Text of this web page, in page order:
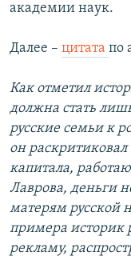
академии наук.
Далее – цитата по
Как отметил
должна стать
русские семьи к
он
капитала,
Лаврова, деньги
матерям русской
примера историк
рекламу,